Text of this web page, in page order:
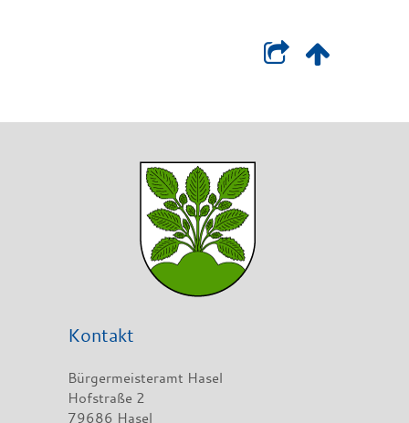
Kontakt
Bürgermeisteramt Hasel
Hofstraße 2
79686 Hasel